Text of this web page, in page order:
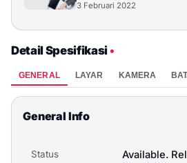
3 Februari 2022
Detail Spesifikasi•
GENERAL LAYAR KAMERA
General Info
Status
Available.